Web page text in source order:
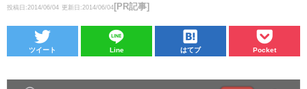
投稿日:2014/06/04 更新日:2014/06/04 [PR記事]
ツイート Line はてブ Pocket